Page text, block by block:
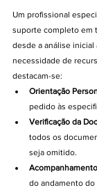
Um profissional
suporte completo em
desde a análise inicial
necessidade de
destacam-se:
Orientação
pedido às
Verificação da
todos os
seja omitido.
do andamento